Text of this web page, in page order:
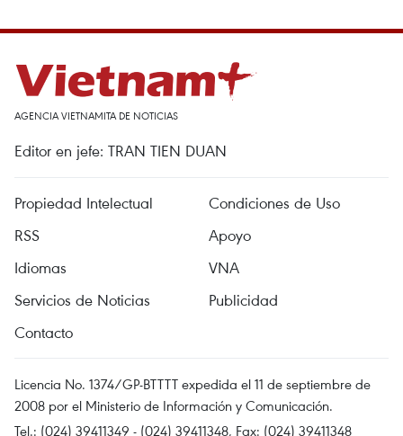
AGENCIA VIETNAMITA DE NOTICIAS
Editor en jefe: TRAN TIEN DUAN
Propiedad Intelectual
Condiciones de Uso
RSS
Apoyo
Idiomas
VNA
Servicios de Noticias
Publicidad
Contacto
Licencia No. 1374/GP-BTTTT expedida el 11 de septiembre de
2008 por el Ministerio de Información y Comunicación.
Tel.: (024) 39411349 - (024) 39411348, Fax: (024) 39411348